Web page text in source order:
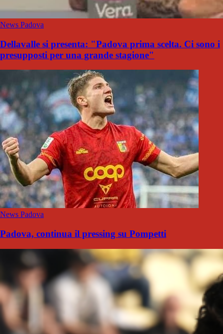
News Padova
Dellavalle si presenta: "Padova prima scelta. Ci sono i
presupposti per una grande stagione"
News Padova
Padova, continua il pressing su Pompetti